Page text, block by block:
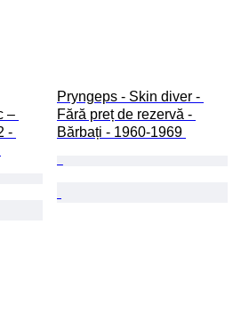
–
-
Pryngeps - Skin diver -
Fără preț de rezervă -
Bărbați - 1960-1969